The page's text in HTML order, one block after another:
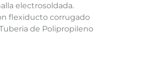
electrosoldada.
flexiducto corrugado
de Polipropileno